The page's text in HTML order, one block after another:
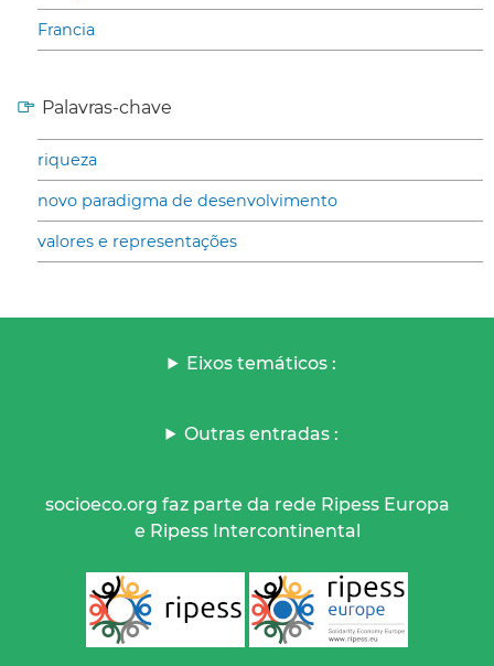
Francia
Palavras-chave
riqueza
novo paradigma de desenvolvimento
valores e representações
Eixos temáticos :
Outras entradas :
socioeco.org faz parte da rede Ripess Europa
e Ripess Intercontinental